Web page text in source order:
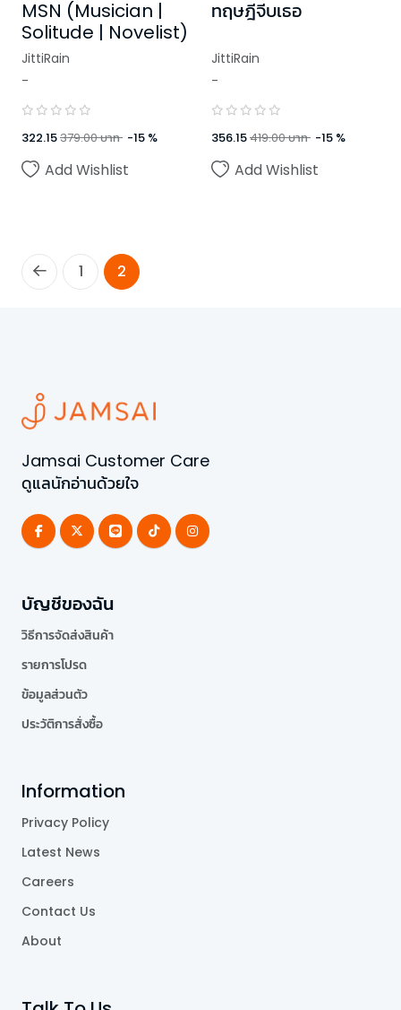
MSN (Musician |
Solitude | Novelist)
JittiRain
-
322.15379.00บาท -15 %
Add Wishlist
ทฤษฎีจีบเธอ
JittiRain
-
356.15419.00บาท -15 %
Add Wishlist
1 2
Jamsai Customer Care
ดูแลนักอ่านด้วยใจ
บัญชีของฉัน
วิธีการจัดส่งสินค้า
รายการโปรด
ข้อมูลส่วนตัว
ประวัติการสั่งซื้อ
Information
Privacy Policy
Latest News
Careers
Contact Us
About